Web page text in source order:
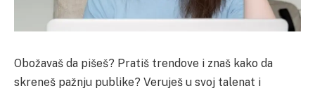
Obožavaš da pišeš? Pratiš trendove i znaš kako da
skreneš pažnju publike? Veruješ u svoj talenat i